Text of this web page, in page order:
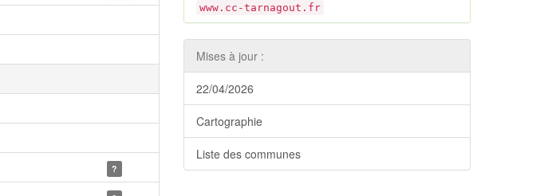
?
www.cc-tarnagout.fr
Mises à jour :
22/04/2026
Cartographie
Liste des communes